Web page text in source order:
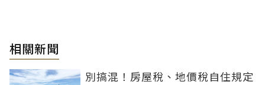
相關新聞
別搞混！房屋稅、地價稅自住規定